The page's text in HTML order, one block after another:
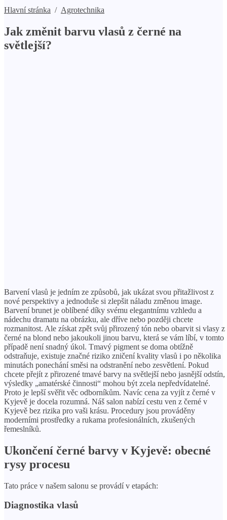
Hlavní stránka / Agrotechnika
Jak změnit barvu vlasů z černé na
světlejší?
Barvení vlasů je jedním ze způsobů, jak ukázat svou přitažlivost z
nové perspektivy a jednoduše si zlepšit náladu změnou image.
Barvení brunet je oblíbené díky svému elegantnímu vzhledu a
nádechu dramatu na obrázku, ale dříve nebo později chcete
rozmanitost. Ale získat zpět svůj přirozený tón nebo obarvit si vlasy z
černé na blond nebo jakoukoli jinou barvu, která se vám líbí, v tomto
případě není snadný úkol. Tmavý pigment se doma obtížně
odstraňuje, existuje značné riziko zničení kvality vlasů i po několika
minutách ponechání směsi na odstranění nebo zesvětlení. Pokud
chcete přejít z přirozené tmavé barvy na světlejší nebo jasnější odstín,
výsledky „amatérské činnosti“ mohou být zcela nepředvídatelné.
Proto je lepší svěřit věc odborníkům. Navíc cena za vyjít z černé v
Kyjevě je docela rozumná. Náš salon nabízí cestu ven z černé v
Kyjevě bez rizika pro vaši krásu. Procedury jsou prováděny
moderními prostředky a rukama profesionálních, zkušených
řemeslníků.
Ukončení černé barvy v Kyjevě: obecné
rysy procesu
Tato práce v našem salonu se provádí v etapách:
Diagnostika vlasů